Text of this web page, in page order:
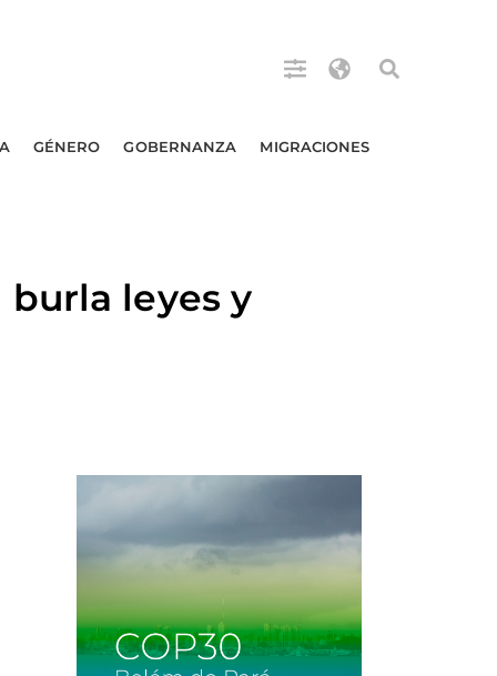
GÉNERO GOBERNANZA MIGRACIONES
burla leyes y